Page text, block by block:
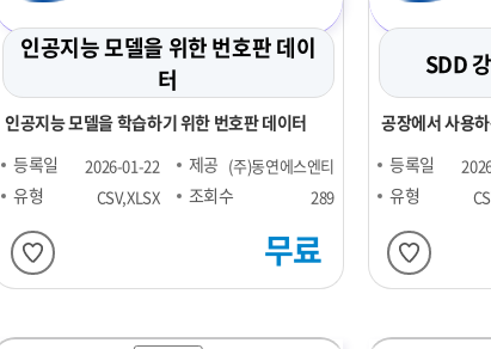
인공지능 모델을 위한 번호판 데이
터
인공지능 모델을 학습하기 위한 번호판 데이터
등록일
2026-01-22 제공 (주)동연에스엔티
유형 CSV,XLSX 조회수 289
무료
SDD
공장에서 사용
등록일
유형